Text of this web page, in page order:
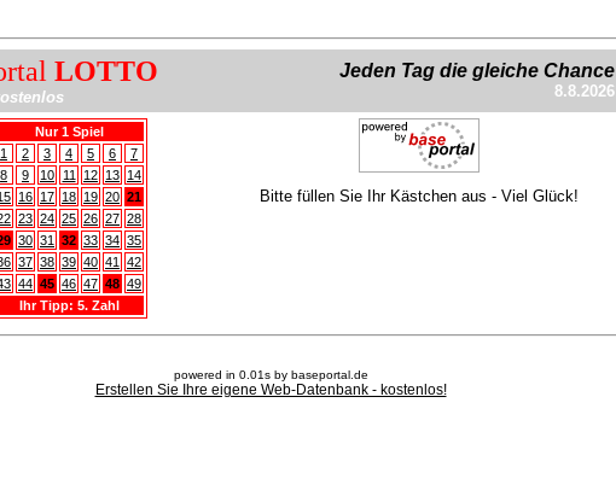
LOTTO Jeden Tag die gleiche Chance
8.8.2026
Nur 1 Spiel
1
2 3 4 5 6
7
8
9 10 11 12 13 14
16 17 18 19 20 21
23 24 25 26 27 28
30 31 32 33 34 35
37 38 39 40 41
42
44 45 46 47 48 49
Ihr Tipp: 5. Zahl
Bitte füllen Sie Ihr Kästchen aus - Viel Glück!
powered in 0.01s by baseportal.de
Erstellen Sie Ihre eigene Web-Datenbank - kostenlos!